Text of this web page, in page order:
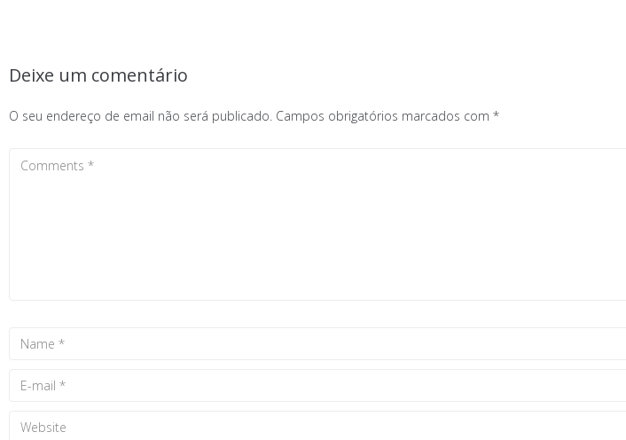
Deixe um comentário
O seu endereço de email não será publicado. Campos obrigatórios marcados com *